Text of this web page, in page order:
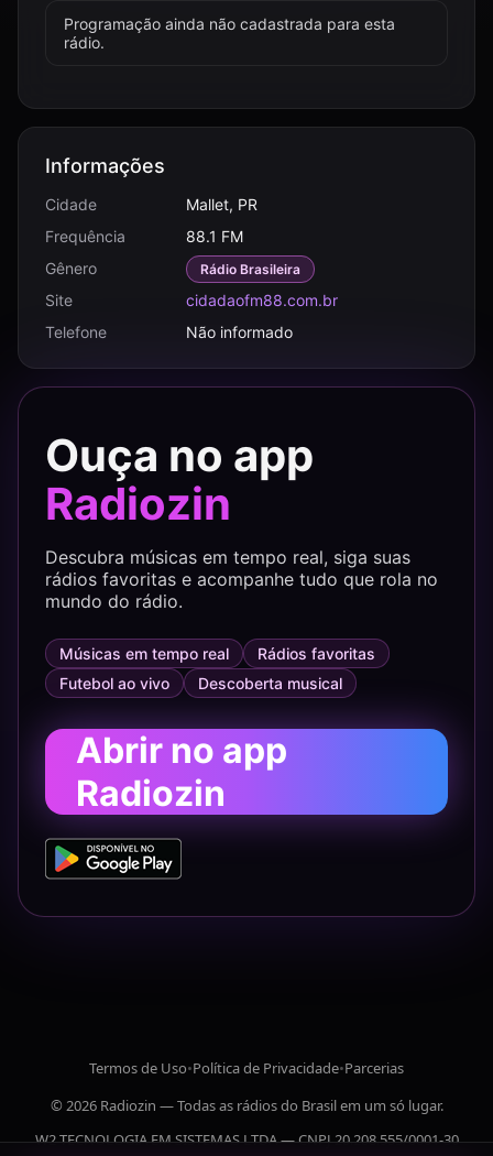
Programação ainda não cadastrada para esta
rádio.
Informações
Cidade
Mallet, PR
Frequência
88.1 FM
Gênero
Rádio Brasileira
Site
cidadaofm88.com.br
Telefone
Não informado
Ouça no app
Radiozin
Descubra músicas em tempo real, siga suas
rádios favoritas e acompanhe tudo que rola no
mundo do rádio.
Músicas em tempo real
Rádios favoritas
Futebol ao vivo
Descoberta musical
Abrir no app
Radiozin
Termos de Uso•Política de Privacidade•Parcerias
© 2026 Radiozin — Todas as rádios do Brasil em um só lugar.
W2 TECNOLOGIA EM SISTEMAS LTDA — CNPJ 20.208.555/0001-30